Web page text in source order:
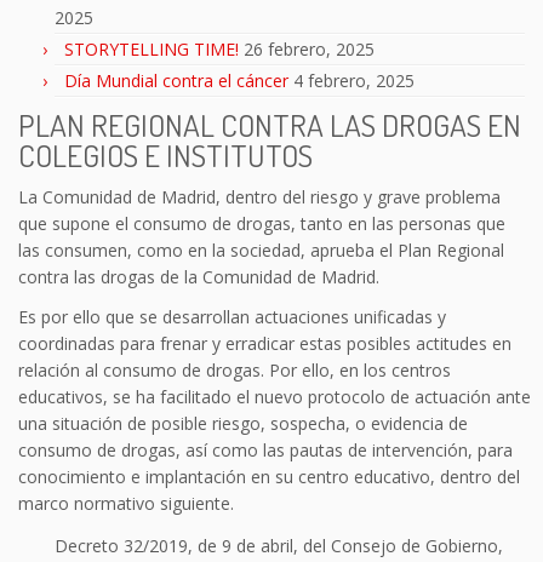
2025
STORYTELLING TIME! 26 febrero, 2025
Día Mundial contra el cáncer 4 febrero, 2025
PLAN REGIONAL CONTRA LAS DROGAS EN
COLEGIOS E INSTITUTOS
La Comunidad de Madrid, dentro del riesgo y grave problema
que supone el consumo de drogas, tanto en las personas que
las consumen, como en la sociedad, aprueba el Plan Regional
contra las drogas de la Comunidad de Madrid.
Es por ello que se desarrollan actuaciones unificadas y
coordinadas para frenar y erradicar estas posibles actitudes en
relación al consumo de drogas. Por ello, en los centros
educativos, se ha facilitado el nuevo protocolo de actuación ante
una situación de posible riesgo, sospecha, o evidencia de
consumo de drogas, así como las pautas de intervención, para
conocimiento e implantación en su centro educativo, dentro del
marco normativo siguiente.
Decreto 32/2019, de 9 de abril, del Consejo de Gobierno,